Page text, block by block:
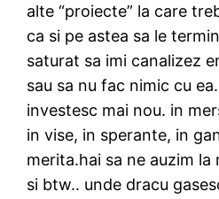
alte “proiecte” la care
ca si pe astea sa le
saturat sa imi canalizez
sau sa nu fac nimic cu
investesc mai nou. in
in vise, in sperante, in
merita.hai sa ne auzim
si btw.. unde dracu